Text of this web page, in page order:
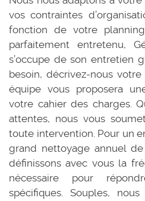
vos contraintes
fonction de votre
parfaitement entretenu,
s’occupe de son entretien
besoin, décrivez-nous
équipe vous proposera
votre cahier des charges.
attentes, nous vous
toute intervention. Pour un
grand nettoyage annuel
définissons avec vous la
nécessaire pour
spécifiques. Souples,